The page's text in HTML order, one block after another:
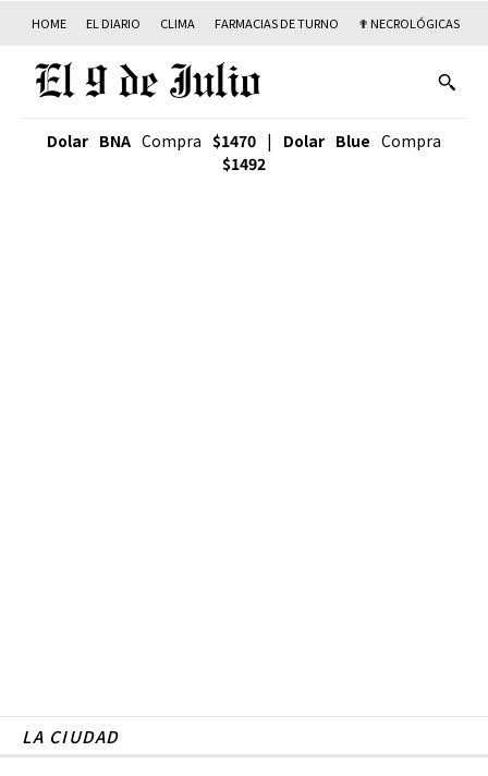
HOME EL DIARIO CLIMA FARMACIAS DE TURNO ✟ NECROLÓGICAS
Dolar BNA Compra $1470 | Dolar Blue Compra
$1492
LA CIUDAD